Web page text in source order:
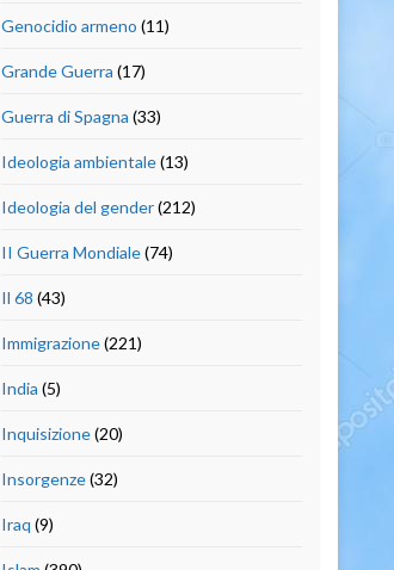
Genocidio armeno (11)
Grande Guerra (17)
Guerra di Spagna (33)
Ideologia ambientale(13)
Ideologia del gender(212)
II Guerra Mondiale(74)
Il 68 (43)
Immigrazione(221)
India (5)
Inquisizione(20)
Insorgenze(32)
Iraq (9)